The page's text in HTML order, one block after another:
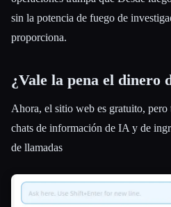
sin la potencia de fuego de
proporciona.
¿Vale la pena el dinero
Ahora, el sitio web es gratuito,
chats de información de IA y de
de llamadas